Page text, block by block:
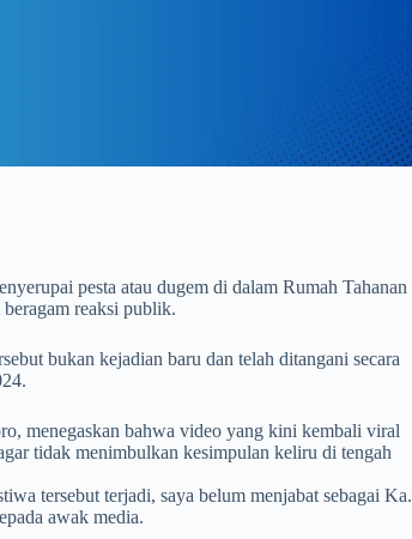
pesta atau dugem di dalam Rumah Tahanan
reaksi publik.
bukan kejadian baru dan telah ditangani secara
menegaskan bahwa video yang kini kembali viral
tidak menimbulkan kesimpulan keliru di tengah
tersebut terjadi, saya belum menjabat sebagai Ka.
awak media.